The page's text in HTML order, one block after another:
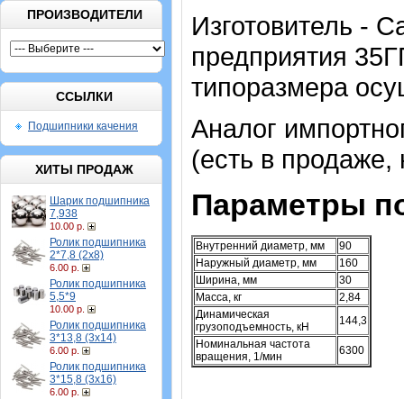
ПРОИЗВОДИТЕЛИ
ССЫЛКИ
Подшипники качения
ХИТЫ ПРОДАЖ
Шарик подшипника
7,938
10.00 р.
Ролик подшипника
2*7,8 (2х8)
6.00 р.
Ролик подшипника
5,5*9
10.00 р.
Ролик подшипника
3*13,8 (3х14)
6.00 р.
Ролик подшипника
3*15,8 (3х16)
6.00 р.
Изготовитель -
предприятия
типоразмера
Аналог
(есть в продаже,
Параметры
Внутренний диаметр, мм
90
Наружный диаметр, мм
160
Ширина, мм
30
Масса, кг
2,84
Динамическая
грузоподъемность, кН
144,3
Номинальная частота
вращения, 1/мин
6300